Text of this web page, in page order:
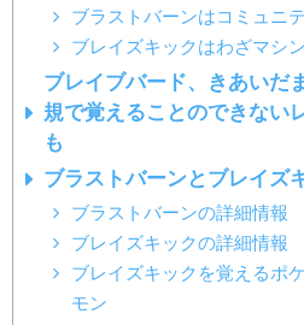
ブラストバーンはコミュニ
ブレイズキックはわざマシ
ブレイブバード、きあいだ
規で覚えることのできない
も
ブラストバーンとブレイズ
ブラストバーンの詳細情報
ブレイズキックの詳細情報
ブレイズキックを覚えるポ
モン